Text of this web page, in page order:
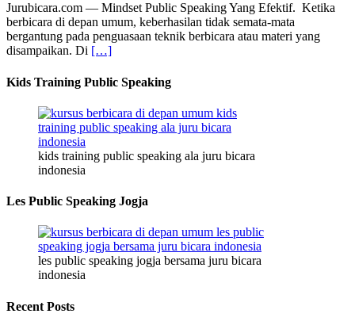
Jurubicara.com — Mindset Public Speaking Yang Efektif. Ketika
berbicara di depan umum, keberhasilan tidak semata-mata
bergantung pada penguasaan teknik berbicara atau materi yang
disampaikan. Di […]
Kids Training Public Speaking
kids training public speaking ala juru bicara
indonesia
Les Public Speaking Jogja
les public speaking jogja bersama juru bicara
indonesia
Recent Posts